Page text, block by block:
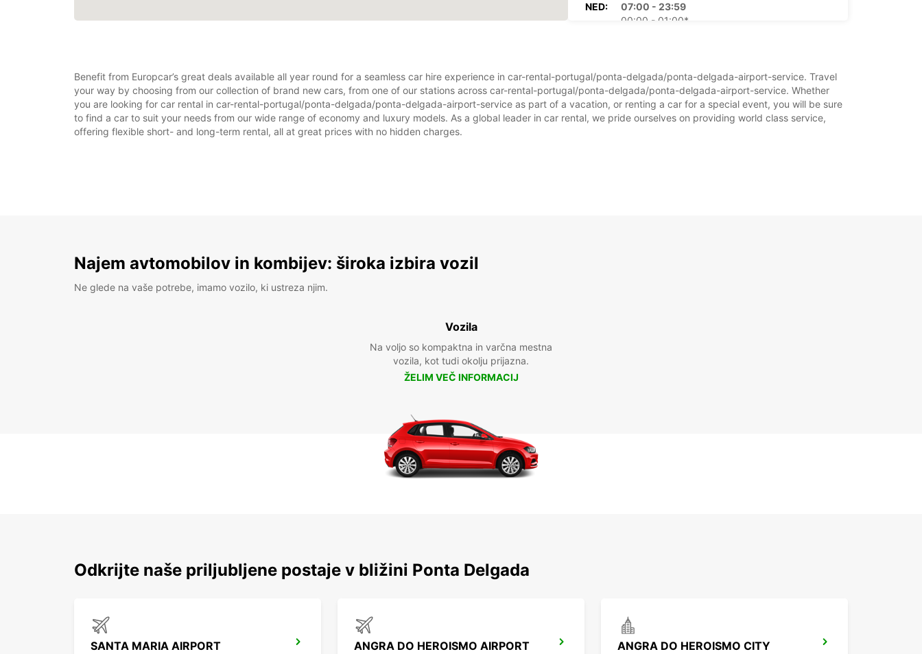
NED:
07:00 - 23:59
00:00 - 01:00*
praznikov.
+351 (00351) 296381249
Benefit from Europcar’s great deals available all year round for a seamless car hire experience in car-rental-portugal/ponta-delgada/ponta-delgada-airport-service. Travel
your way by choosing from our collection of brand new cars, from one of our stations across car-rental-portugal/ponta-delgada/ponta-delgada-airport-service. Whether
you are looking for car rental in car-rental-portugal/ponta-delgada/ponta-delgada-airport-service as part of a vacation, or renting a car for a special event, you will be sure
to find a car to suit your needs from our wide range of economy and luxury models. As a global leader in car rental, we pride ourselves on providing world class service,
offering flexible short- and long-term rental, all at great prices with no hidden charges.
Najem avtomobilov in kombijev: široka izbira vozil
Ne glede na vaše potrebe, imamo vozilo, ki ustreza njim.
Vozila
Na voljo so kompaktna in varčna mestna
vozila, kot tudi okolju prijazna.
ŽELIM VEČ INFORMACIJ
Odkrijte naše priljubljene postaje v bližini Ponta Delgada
SANTA MARIA AIRPORT ANGRA DO HEROISMO AIRPORT ANGRA DO HEROISMO CITY